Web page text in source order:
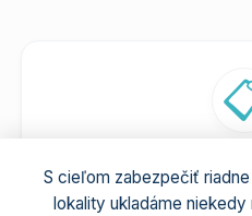
Bezplatná
Prídeme priamo k
S cieľom zabezpečiť
lokality ukladáme niekedy